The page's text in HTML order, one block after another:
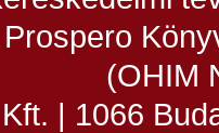
(OHIM
| 1066